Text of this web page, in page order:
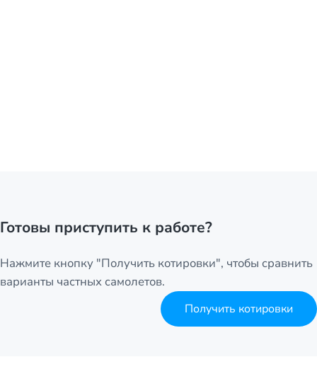
Готовы приступить к работе?
Нажмите кнопку "Получить котировки", чтобы сравнить
варианты частных самолетов.
Получить котировки